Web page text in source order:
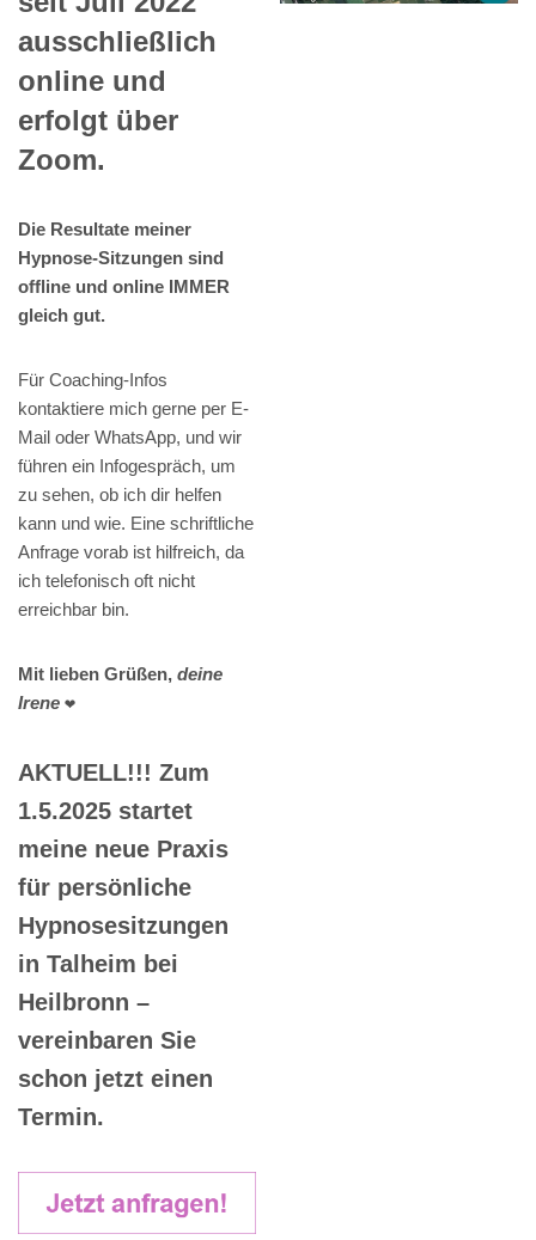
ausschließlich
online und
erfolgt über
Zoom.
Die Resultate meiner
Hypnose-Sitzungen sind
offline und online IMMER
gleich gut.
Für Coaching-Infos
kontaktiere mich gerne per E-
Mail oder WhatsApp, und wir
führen ein Infogespräch, um
zu sehen, ob ich dir helfen
kann und wie. Eine schriftliche
Anfrage vorab ist hilfreich, da
ich telefonisch oft nicht
erreichbar bin.
Mit lieben Grüßen, deine
Irene ❤️
AKTUELL!!! Zum
1.5.2025 startet
meine neue Praxis
für persönliche
Hypnosesitzungen
in Talheim bei
Heilbronn –
vereinbaren Sie
schon jetzt einen
Termin.